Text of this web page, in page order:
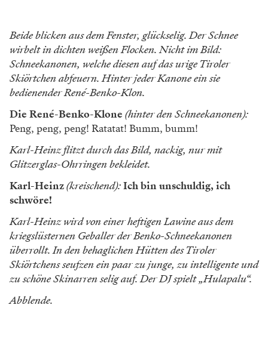
Beide blicken aus dem Fenster, glückselig. Der Schnee
wirbelt in dichten weißen Flocken. Nicht im Bild:
Schneekanonen, welche diesen auf das urige Tiroler
Skiörtchen abfeuern. Hinter jeder Kanone ein sie
bedienender René-Benko-Klon.
Die René-Benko-Klone (hinter den Schneekanonen):
Peng, peng, peng! Ratatat! Bumm, bumm!
Karl-Heinz flitzt durch das Bild, nackig, nur mit
Glitzerglas-Ohrringen bekleidet.
Karl-Heinz(kreischend):Ich bin unschuldig, ich
schwöre!
Karl-Heinz wird von einer heftigen Lawine aus dem
kriegslüsternen Geballer der Benko-Schneekanonen
überrollt. In den behaglichen Hütten des Tiroler
Skiörtchens seufzen ein paar zu junge, zu intelligente und
zu schöne Skinarren selig auf. Der DJ spielt „Hulapalu“.
Abblende.